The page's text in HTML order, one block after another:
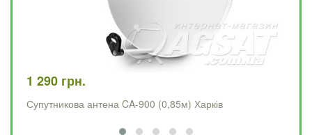
1 290 грн.
Супутникова антена CA-900 (0,85м) Харків